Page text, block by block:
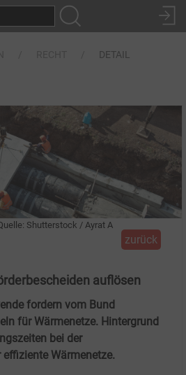
DETAIL
Shutterstock / Ayrat A
zurück
auflösen
fordern vom Bund
für Wärmenetze. Hintergrund
bei der
Wärmenetze.